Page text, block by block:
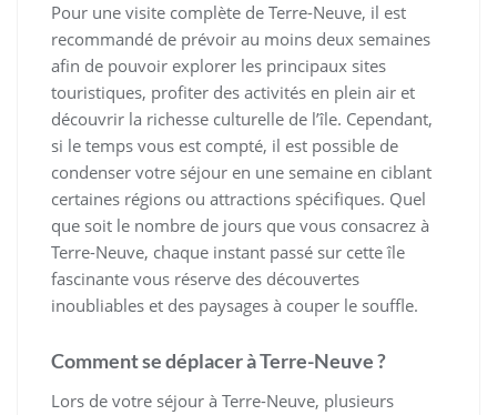
Pour une visite complète de Terre-Neuve, il est
recommandé de prévoir au moins deux semaines
afin de pouvoir explorer les principaux sites
touristiques, profiter des activités en plein air et
découvrir la richesse culturelle de l’île. Cependant,
si le temps vous est compté, il est possible de
condenser votre séjour en une semaine en ciblant
certaines régions ou attractions spécifiques. Quel
que soit le nombre de jours que vous consacrez à
Terre-Neuve, chaque instant passé sur cette île
fascinante vous réserve des découvertes
inoubliables et des paysages à couper le souffle.
Comment se déplacer à Terre-Neuve ?
Lors de votre séjour à Terre-Neuve, plusieurs